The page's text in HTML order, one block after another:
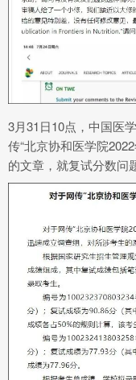
3月31日10点，中国医
传“北京协和医学院
的文章，就复试分数问